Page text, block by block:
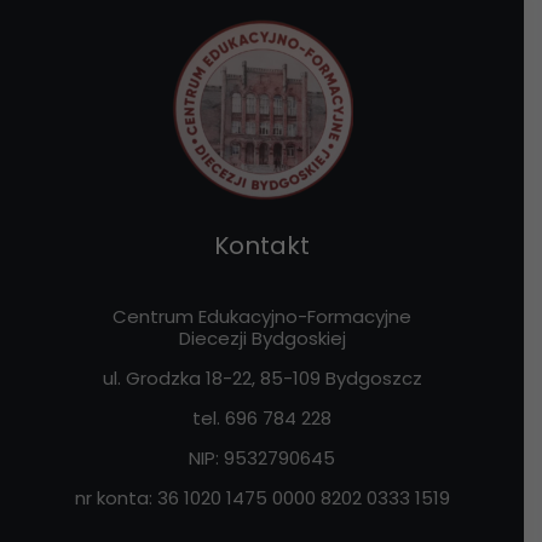
Kontakt
Centrum Edukacyjno-Formacyjne
Diecezji Bydgoskiej
ul. Grodzka 18-22, 85-109 Bydgoszcz
tel. 696 784 228
NIP: 9532790645
nr konta: 36 1020 1475 0000 8202 0333 1519